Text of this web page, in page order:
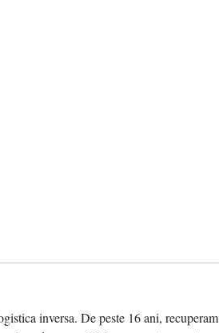
inversa. De peste 16 ani,